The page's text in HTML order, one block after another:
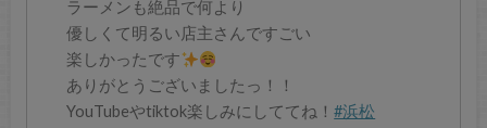
ラーメンも絶品で何より
優しくて明るい店主さんですごい
楽しかったです
ありがとうございましたっ！！
YouTubeやtiktok楽しみにしててね！#浜松